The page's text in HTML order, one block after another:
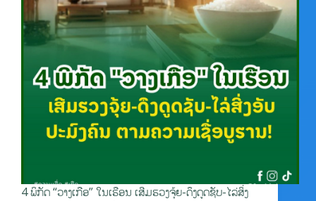
4 ພິກັດ “ວາງເກືອ” ໃນເຮືອນ ເສີມຮວງຈຸ້ຍ-ດຶງດູດຊັບ-ໄລ່ສິ່ງ